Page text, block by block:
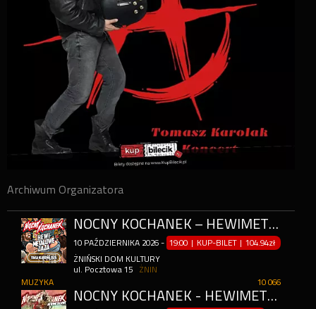
Archiwum Organizatora
NOCNY KOCHANEK – HEWIMETALOWE JAJA
10 PAŹDZIERNIKA 2026 - 19:00 | KUP-BILET |104.94zł
ŻNIŃSKI DOM KULTURY
ul. Pocztowa 15
ŻNIN
10 066
MUZYKA
NOCNY KOCHANEK - HEWIMETALOWE JAJA